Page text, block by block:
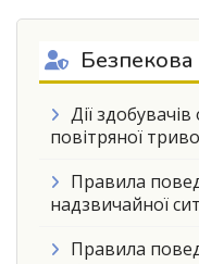
Дії здобувачів
повітряної
Правила
надзвичайної
Правила